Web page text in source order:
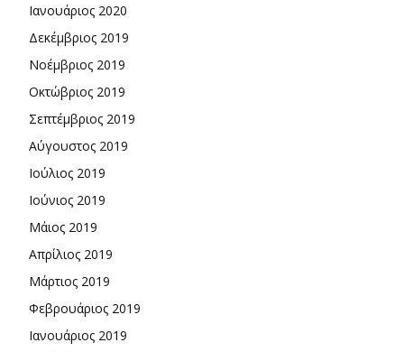
Ιανουάριος 2020
Δεκέμβριος 2019
Νοέμβριος 2019
Οκτώβριος 2019
Σεπτέμβριος 2019
Αύγουστος 2019
Ιούλιος 2019
Ιούνιος 2019
Μάιος 2019
Απρίλιος 2019
Μάρτιος 2019
Φεβρουάριος 2019
Ιανουάριος 2019